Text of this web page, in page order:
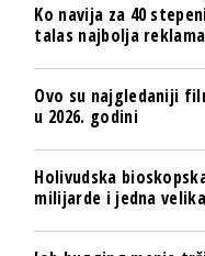
Ko navija za 40
talas najbolja reklama
Ovo su najgledaniji
u 2026. godini
Holivudska
milijarde i jedna